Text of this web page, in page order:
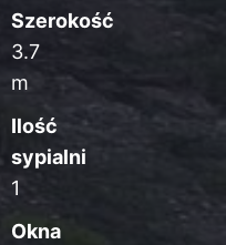
Szerokość
3.7
m
Ilość
sypialni
1
Okna